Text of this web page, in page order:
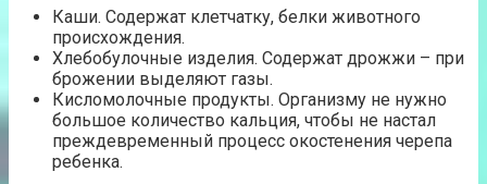
Каши. Содержат клетчатку, белки животного
происхождения.
Хлебобулочные изделия. Содержат дрожжи – при
брожении выделяют газы.
Кисломолочные продукты. Организму не нужно
большое количество кальция, чтобы не настал
преждевременный процесс окостенения черепа
ребенка.